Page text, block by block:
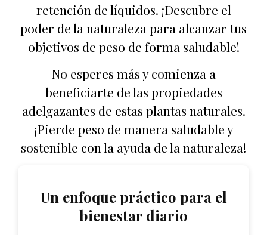
retención de líquidos. ¡Descubre el
poder de la naturaleza para alcanzar tus
objetivos de peso de forma saludable!
No esperes más y comienza a
beneficiarte de las propiedades
adelgazantes de estas plantas naturales.
¡Pierde peso de manera saludable y
sostenible con la ayuda de la naturaleza!
Un enfoque práctico para el
bienestar diario